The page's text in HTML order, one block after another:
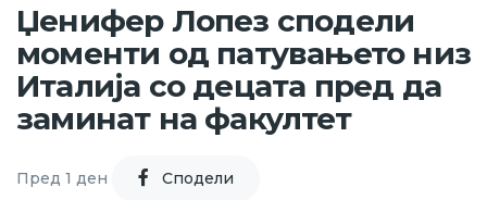
Џенифер Лопез сподели
моменти од патувањето низ
Италија со децата пред да
заминат на факултет
Пред 1 ден Cподели